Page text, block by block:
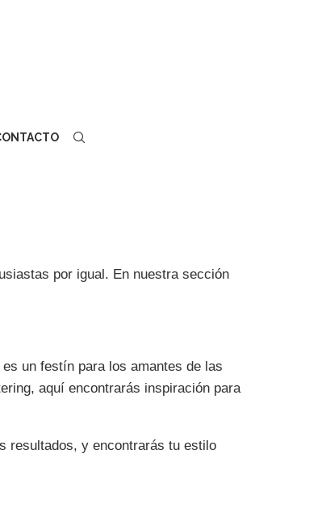
por igual. En nuestra sección
un festín para los amantes de las
aquí encontrarás inspiración para
resultados, y encontrarás tu estilo